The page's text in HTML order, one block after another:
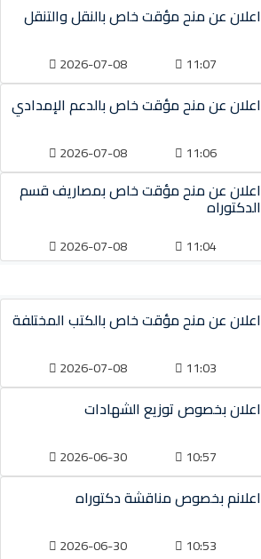
اعلان عن منح مؤقت خاص بالنقل والتنقل
11:07
2026-07-08
اعلان عن منح مؤقت خاص بالدعم الإمدادي
11:06
2026-07-08
اعلان عن منح مؤقت خاص بمصاريف قسم
الدكتوراه
11:04
2026-07-08
اعلان عن منح مؤقت خاص بالكتب المختلفة
11:03
2026-07-08
اعلان بخصوص توزيع الشهادات
10:57
2026-06-30
اعلانم بخصوص مناقشة دكتوراه
10:53
2026-06-30